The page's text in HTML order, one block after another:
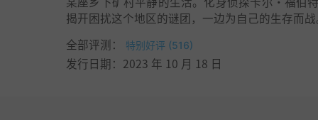
揭开困扰这个地区的谜团，一边为自己的生存而战
全部评测：
特别好评 (516)
发行日期：2023 年 10 月 18 日